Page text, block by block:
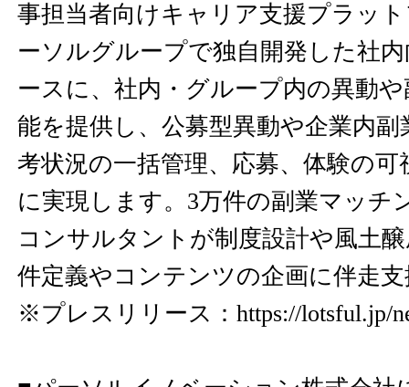
事担当者向けキャリア支援プラッ
ーソルグループで独自開発した社
ースに、社内・グループ内の異動
能を提供し、公募型異動や企業内
考状況の一括管理、応募、体験の
に実現します。3万件の副業マッチ
コンサルタントが制度設計や風土
件定義やコンテンツの企画に伴走
※プレスリリース： https://lotsful.jp/